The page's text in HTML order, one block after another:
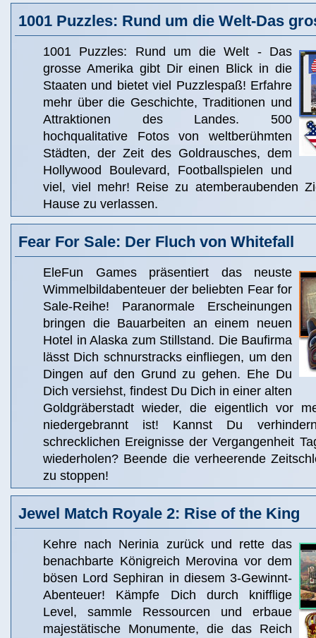
1001 Puzzles: Rund um die Welt-Das
1001 Puzzles: Rund um die Welt - Das
grosse Amerika gibt Dir einen Blick in die
Staaten und bietet viel Puzzlespaß! Erfahre
mehr über die Geschichte, Traditionen und
Attraktionen des Landes. 500
hochqualitative Fotos von weltberühmten
Städten, der Zeit des Goldrausches, dem
Hollywood Boulevard, Footballspielen und
viel, viel mehr! Reise zu atemberaubenden
Hause zu verlassen.
Fear For Sale: Der Fluch von Whitefall
EleFun Games präsentiert das neuste
Wimmelbildabenteuer der beliebten Fear for
Sale-Reihe! Paranormale Erscheinungen
bringen die Bauarbeiten an einem neuen
Hotel in Alaska zum Stillstand. Die Baufirma
lässt Dich schnurstracks einfliegen, um den
Dingen auf den Grund zu gehen. Ehe Du
Dich versiehst, findest Du Dich in einer alten
Goldgräberstadt wieder, die eigentlich vor
niedergebrannt ist! Kannst Du
schrecklichen Ereignisse der Vergangenheit
wiederholen? Beende die verheerende
zu stoppen!
Jewel Match Royale 2: Rise of the King
Kehre nach Nerinia zurück und rette das
benachbarte Königreich Merovina vor dem
bösen Lord Sephiran in diesem 3-Gewinnt-
Abenteuer! Kämpfe Dich durch knifflige
Level, sammle Ressourcen und erbaue
majestätische Monumente, die das Reich